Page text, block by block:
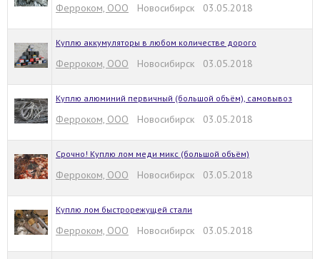
Ферроком, ООО Новосибирск 03.05.2018
Куплю аккумуляторы в любом количестве дорого
Ферроком, ООО Новосибирск 03.05.2018
Куплю алюминий первичный (большой объём), самовывоз
Ферроком, ООО Новосибирск 03.05.2018
Срочно! Куплю лом меди микс (большой объём)
Ферроком, ООО Новосибирск 03.05.2018
Куплю лом быстрорежущей стали
Ферроком, ООО Новосибирск 03.05.2018